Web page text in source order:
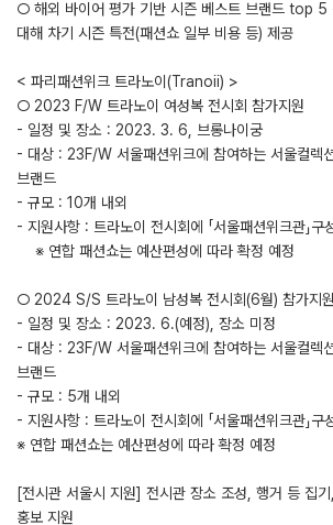
○ 해외 바이어 평가 기반 시즌 베스트 브랜드 top 5
대해 차기 시즌 특전(패션쇼 일부 비용 등) 제공
< 파리패션위크 트라노이(Tranoii) >
○ 2023 F/W 트라노이 여성복 전시회 참가지원
- 일정 및 장소 : 2023. 3. 6, 브롱나이궁
- 대상 : 23F/W 서울패션위크에 참여하는 서울컬렉
브랜드
- 규모 : 10개 내외
- 지원사항 : 트라노이 전시회에 「서울패션위크관」
※ 연합 패션쇼는 예산편성에 따라 확정 예정
○ 2024 S/S 트라노이 남성복 전시회(6월) 참가지원
- 일정 및 장소 : 2023. 6.(예정), 장소 미정
- 대상 : 23F/W 서울패션위크에 참여하는 서울컬렉
브랜드
- 규모 : 5개 내외
- 지원사항 : 트라노이 전시회에 「서울패션위크관」
※ 연합 패션쇼는 예산편성에 따라 확정 예정
[전시관 서울시 지원] 전시관 장소 조성, 행거 등 집
홍보 지원